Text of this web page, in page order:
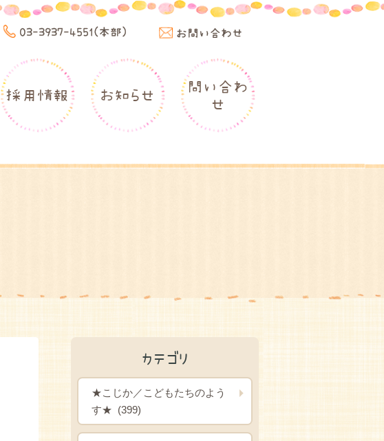
03-3937-4551(本部) お問い合わせ
採用情報 お知らせ
問い合わ
せ
カテゴリ
★こじか／こどもたちのよう
す★ (399)